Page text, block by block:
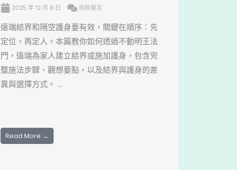
2025 年 12 月 8 日 尚無留言
遠端結界和隔空護身要有效，關鍵在順序：先
定位，再定人。本篇教你如何透過不動明王法
門，遠端為家人建立結界或施加護身，包含完
整施法步驟、觀想要點，以及結界與護身的差
異與選擇方式。 ...
Read More →